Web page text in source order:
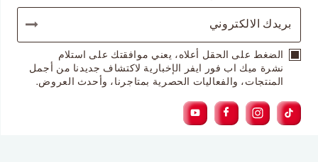
الضغط على الحقل أعلاه، يعني موافقتك على استلام
نشرة ميك اب فور ايفر الإخبارية لاكتشاف جديدنا من أجمل
المنتجات، والفعاليات الحصرية بمتاجرنا، وأحدث العروض.